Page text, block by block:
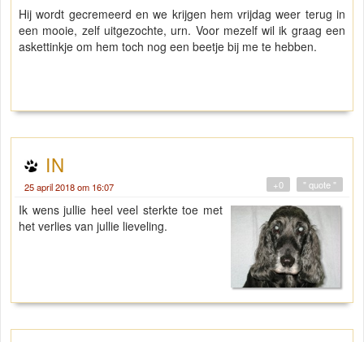
Hij wordt gecremeerd en we krijgen hem vrijdag weer terug in
een mooie, zelf uitgezochte, urn. Voor mezelf wil ik graag een
askettinkje om hem toch nog een beetje bij me te hebben.
IN
25 april 2018 om 16:07 " quote "
+0
Ik wens jullie heel veel sterkte toe met
het verlies van jullie lieveling.